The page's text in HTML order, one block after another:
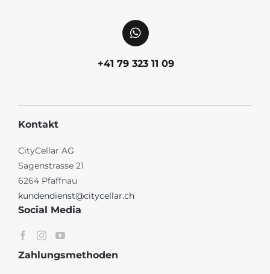
+41 79 323 11 09
Kontakt
CityCellar AG
Sagenstrasse 21
6264 Pfaffnau
kundendienst@citycellar.ch
Social Media
Zahlungsmethoden